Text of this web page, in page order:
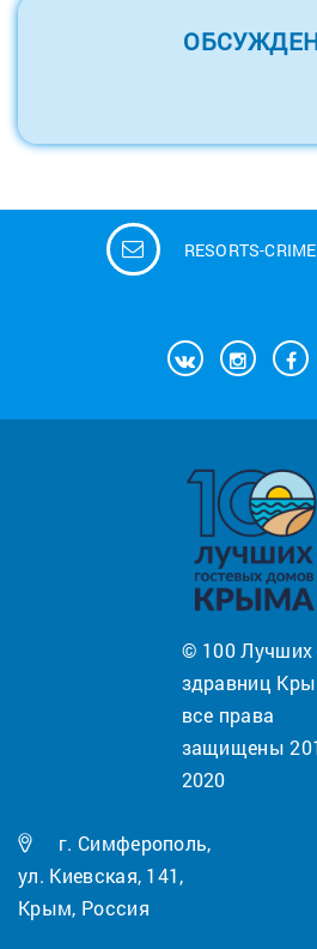
RESORTS-
© 100 Лучших
здравниц
все права
защищены
2020
г. Симферополь,
ул. Киевская, 141,
Крым, Россия